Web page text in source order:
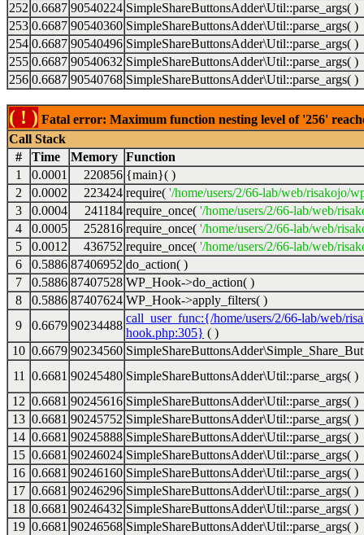
252 0.6687 90540224 SimpleShareButtonsAdder\Util::parse_args( )
253 0.6687 90540360 SimpleShareButtonsAdder\Util::parse_args( )
254 0.6687 90540496 SimpleShareButtonsAdder\Util::parse_args( )
255 0.6687 90540632 SimpleShareButtonsAdder\Util::parse_args( )
256 0.6687 90540768 SimpleShareButtonsAdder\Util::parse_args( )
( ! ) Fatal error: Maximum function nesting level of '256'
Call Stack
#
Time Memory Function
1
0.0001 220856 {main}( )
2
0.0002 223424 require( '/home/users/2/66-lab/web/risakojo/
3
0.0004 241184 require_once( '/home/users/2/66-lab/web/
4
0.0005 252816 require_once( '/home/users/2/66-lab/web/
5
0.0012 436752 require_once( '/home/users/2/66-lab/web/
6
0.5886 87406952 do_action( )
7
0.5886 87407528 WP_Hook->do_action( )
8
0.5886 87407624 WP_Hook->apply_filters( )
9
0.6679 90234488
call_user_func:{/home/users/2/66-lab/web/
hook.php:305} ( )
10 0.6679 90234560
11
0.6681 90245480 SimpleShareButtonsAdder\Util::parse_args( )
12 0.6681 90245616 SimpleShareButtonsAdder\Util::parse_args( )
13 0.6681 90245752 SimpleShareButtonsAdder\Util::parse_args( )
14 0.6681 90245888 SimpleShareButtonsAdder\Util::parse_args( )
15 0.6681 90246024 SimpleShareButtonsAdder\Util::parse_args( )
16 0.6681 90246160 SimpleShareButtonsAdder\Util::parse_args( )
17 0.6681 90246296 SimpleShareButtonsAdder\Util::parse_args( )
18 0.6681 90246432 SimpleShareButtonsAdder\Util::parse_args( )
19 0.6681 90246568 SimpleShareButtonsAdder\Util::parse_args( )